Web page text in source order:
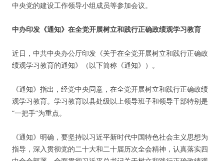
中央党的建设工作领导小组成员等参加会议。
中办印发《通知》在全党开展树立和践行正确政绩观学习教育
近日，中共中央办公厅印发《关于在全党开展树立和践行正确政
绩观学习教育的通知》（以下简称《通知》）。
《通知》指出，经党中央同意，在全党开展树立和践行正确政绩
观学习教育。学习教育以县处级以上领导班子和领导干部特别是
“一把手”为重点。
《通知》明确，要坚持以习近平新时代中国特色社会主义思想为
指导，深入贯彻党的二十大和二十届历次全会精神，认真落实四